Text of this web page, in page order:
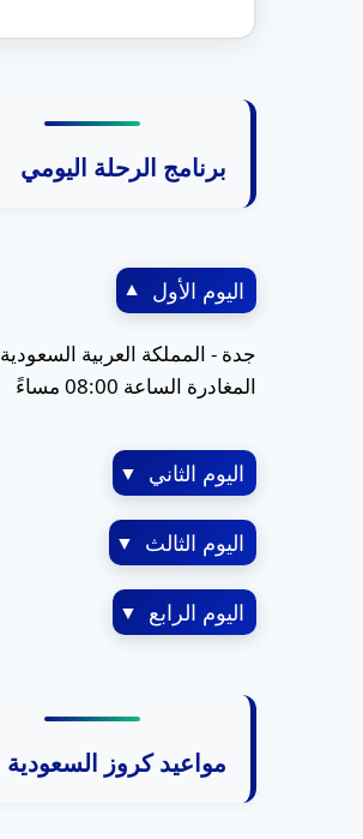
برنامج الرحلة اليومي
اليوم الأول ▼
جدة - المملكة العربية السعودية
المغادرة الساعة 08:00 مساءً
اليوم الثاني ▼
اليوم الثالث ▼
اليوم الرابع ▼
مواعيد كروز السعودية